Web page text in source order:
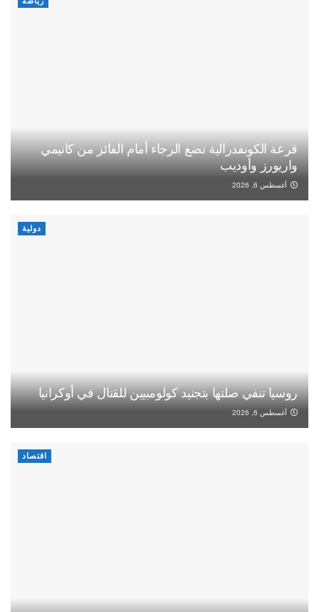
قرعة الكونفدرالية تضع الرجاء أمام الفائز من كانيمي
واريورز وأوديب
أغسطس 6, 2026
دولية
روسيا تنفي صلتها بتجنيد كولومبيين للقتال في أوكرانيا
أغسطس 6, 2026
اقتصاد